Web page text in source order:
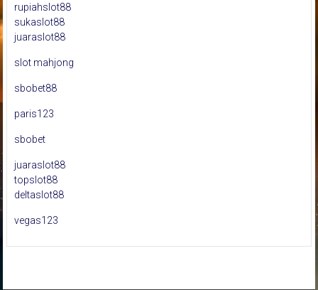
rupiahslot88
sukaslot88
juaraslot88
slot mahjong
sbobet88
paris123
sbobet
juaraslot88
topslot88
deltaslot88
vegas123